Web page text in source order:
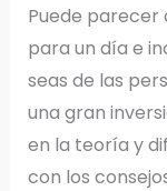
Puede
para un día e
seas de las
una gran
en la teoría y
con los